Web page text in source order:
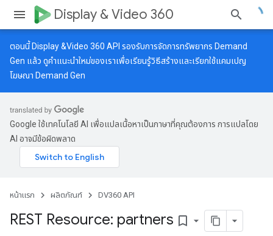
Display & Video 360
ตอนนี้ Display &Video 360 API รองรับการจัดการทรัพยากร Demand
Gen แล้ว ดูคำแนะนำใหม่ของเราเพื่อเรียนรู้วิธีสร้างและเรียกใช้แคมเปญ
โฆษณา Demand Gen
Google ใช้เทคโนโลยี AI เพื่อแปลเนื้อหาเป็นภาษาที่คุณต้องการ การแปลโดย
AI อาจมีข้อผิดพลาด
หน้าแรก ผลิตภัณฑ์ DV360 API
REST Resource: partners bookmark_border